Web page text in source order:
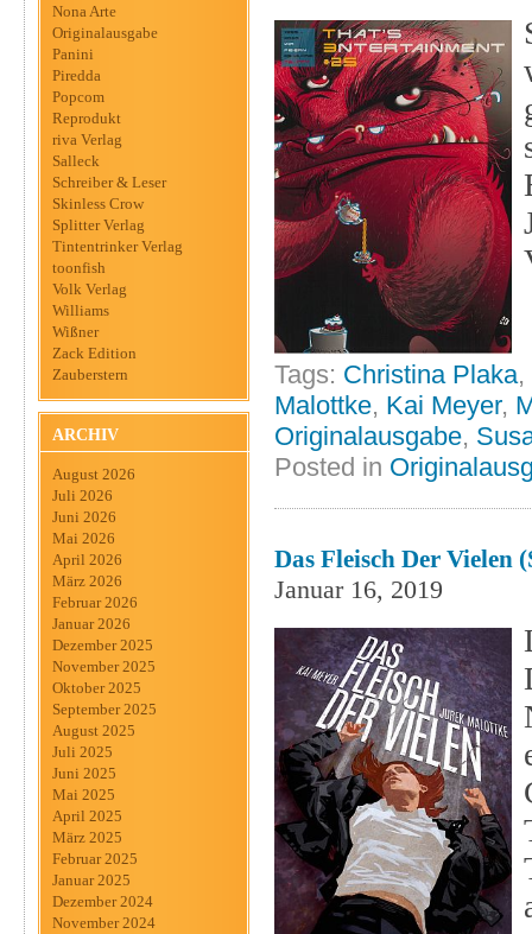
Nona Arte
Originalausgabe
Panini
Piredda
Popcom
Reprodukt
riva Verlag
Salleck
Schreiber & Leser
Skinless Crow
Splitter Verlag
Tintentrinker Verlag
toonfish
Volk Verlag
Williams
Wißner
Zack Edition
Zauberstern
ARCHIV
August 2026
Juli 2026
Juni 2026
Mai 2026
April 2026
März 2026
Februar 2026
Januar 2026
Dezember 2025
November 2025
Oktober 2025
September 2025
August 2025
Juli 2025
Juni 2025
Mai 2025
April 2025
März 2025
Februar 2025
Januar 2025
Dezember 2024
November 2024
Tags: Christina Plaka,
Malottke, Kai Meyer,
Originalausgabe,
Posted in
Das Fleisch Der Vielen
Januar 16, 2019